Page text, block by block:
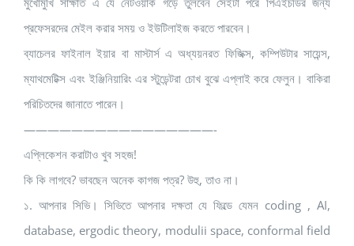
প্রফেসরদের মেইল করার সময় ও ইউটিলাইজ করতে পারবেন।
ব্যাচেলর ফাইনাল ইয়ার বা মাস্টার্স এ অধ্যয়নরত ফিজিক্স, কম্পিউটার সায়েন্স,
ম্যাথমেটিক্স এবং ইঞ্জিনিয়ারিং এর স্টুডেন্টরা চোখ বুঝে এপ্লাই করে ফেলুন। বাকিরা
পরিচিতদের জানাতে পারেন।
————————————————-
এপ্লিকেশন করাটাও খুব সহজ!
কি কি লাগবে? ভাবছেন অনেক কাগজ পত্র? উহু, তাও না।
১. আপনার সিভি। সিভিতে আপনার দক্ষতা যে ফিল্ডে যেমন coding , AI,
database, ergodic theory, modulii space, conformal field